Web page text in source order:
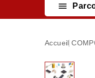

Accueil